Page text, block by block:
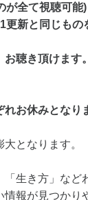
が全て視聴可能)
新と同じもの
お聴き頂けます
お休みとなり
となります。
生き方」など
報が見つかり